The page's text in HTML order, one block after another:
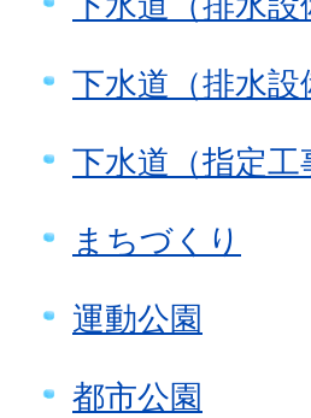
下水道（排水設
下水道（指定
まちづくり
運動公園
都市公園